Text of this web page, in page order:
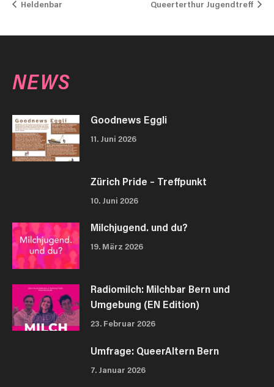
Heldenbar Queerterthur Jugendtreff
NEWS
Goodnews Eggli
11. Juni 2026
Zürich Pride – Treffpunkt
10. Juni 2026
Milchjugend. und du?
19. März 2026
Radiomilch: Milchbar Bern und
Umgebung (EN Edition)
23. Februar 2026
Umfrage: QueerAltern Bern
7. Januar 2026